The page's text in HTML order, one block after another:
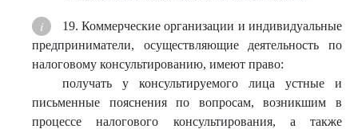
19. Коммерческие организации и индивидуальные
предприниматели, осуществляющие деятельность по
налоговому консультированию, имеют право:
получать у консультируемого лица устные и
письменные пояснения по вопросам, возникшим в
процессе налогового консультирования, а также